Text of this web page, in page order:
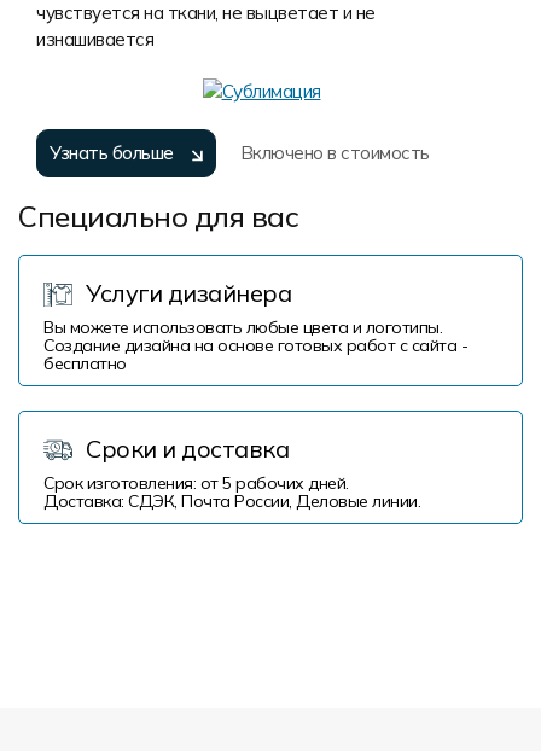
чувствуется на ткани, не выцветает и не
изнашивается
Узнать больше Включено в стоимость
Специально для вас
Услуги дизайнера
Вы можете использовать любые цвета и логотипы.
Создание дизайна на основе готовых работ с сайта -
бесплатно
Сроки и доставка
Срок изготовления: от 5 рабочих дней.
Доставка: СДЭК, Почта России, Деловые линии.